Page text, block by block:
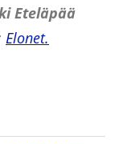
Eteläpää
Elonet.